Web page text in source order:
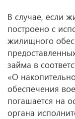
В случае, если
построено с
жилищного
займа в
«О
обеспечения
погашается на
органа